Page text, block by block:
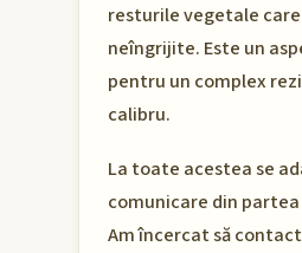
resturile vegetale
neîngrijite. Este un
pentru un complex
calibru.
La toate acestea se
comunicare din
Am încercat să